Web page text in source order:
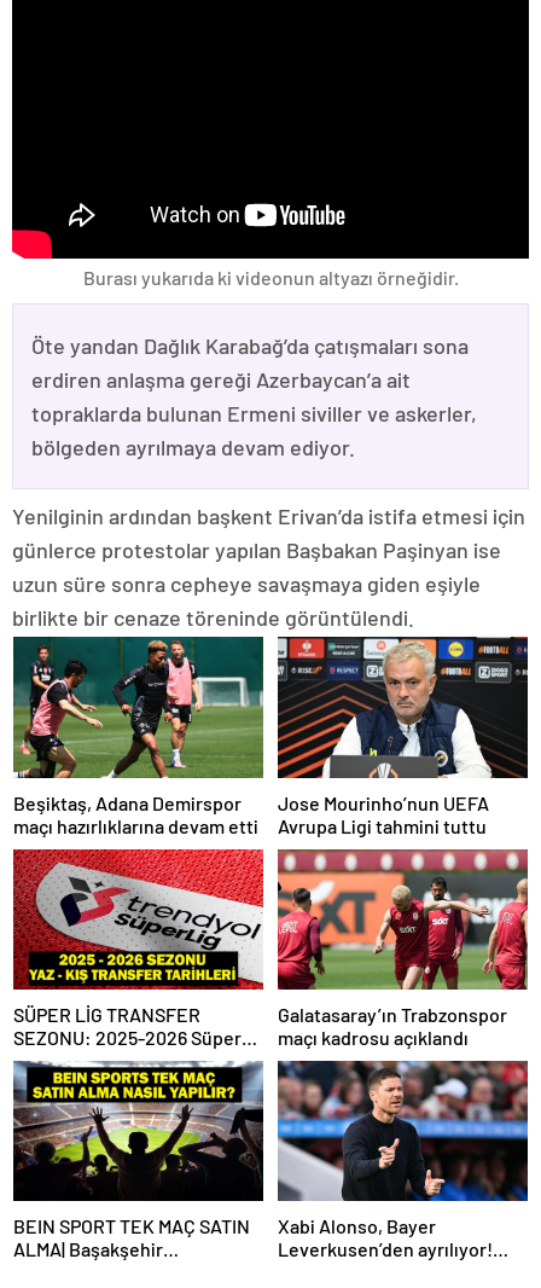
Burası yukarıda ki videonun altyazı örneğidir.
Öte yandan Dağlık Karabağ’da çatışmaları sona
erdiren anlaşma gereği Azerbaycan’a ait
topraklarda bulunan Ermeni siviller ve askerler,
bölgeden ayrılmaya devam ediyor.
Yenilginin ardından başkent Erivan’da istifa etmesi için
günlerce protestolar yapılan Başbakan Paşinyan ise
uzun süre sonra cepheye savaşmaya giden eşiyle
birlikte bir cenaze töreninde görüntülendi.
Beşiktaş, Adana Demirspor
maçı hazırlıklarına devam etti
Jose Mourinho’nun UEFA
Avrupa Ligi tahmini tuttu
SÜPER LİG TRANSFER
SEZONU: 2025-2026 Süper
Lig Yaz Transfer Sezonu Ne
Zaman Başlayacak? Kış
Transfer Sezonu Ne Zaman
Başlayacak? TFF Açıkladı!
Galatasaray’ın Trabzonspor
maçı kadrosu açıklandı
BEIN SPORT TEK MAÇ SATIN
ALMA| Başakşehir
Xabi Alonso, Bayer
Leverkusen’den ayrılıyor!